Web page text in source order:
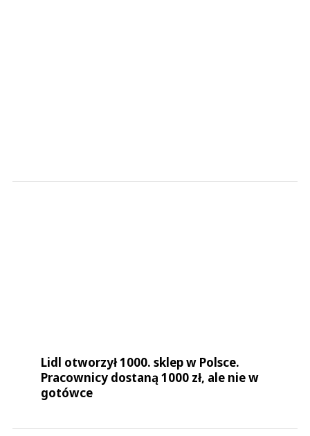
Lidl otworzył 1000. sklep w Polsce.
Pracownicy dostaną 1000 zł, ale nie w
gotówce